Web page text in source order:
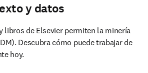
y datos
libros de Elsevier permiten la minería
Descubra cómo puede trabajar de
hoy.